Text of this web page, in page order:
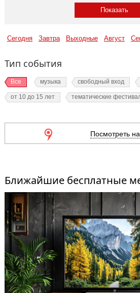
Сегодня Завтра Выходные Август
Тип события
Все музыка свободный вход
от 10 до 15 лет тематические
Посмотреть
Ближайшие бесплатные